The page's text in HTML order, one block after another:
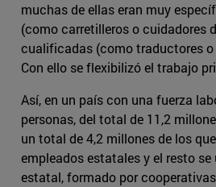
muchas de ellas eran muy
(como carretilleros o cuidadores
cualificadas (como traductores o
Con ello se flexibilizó el trabajo
Así, en un país con una fuerza
personas, del total de 11,2
un total de 4,2 millones de los
empleados estatales y el resto
estatal, formado por